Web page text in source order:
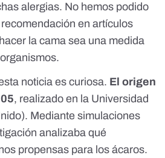
alergias. No hemos podido
en artículos
la cama sea una medida
noticia es curiosa. El origen
, realizado en la Universidad
Mediante simulaciones
analizaba qué
propensas para los ácaros.